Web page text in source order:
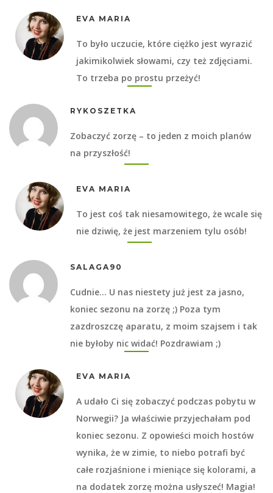
EVA MARIA
To było uczucie, które ciężko jest wyrazić
jakimikolwiek słowami, czy też zdjęciami.
To trzeba po prostu przeżyć!
RYKOSZETKA
Zobaczyć zorzę – to jeden z moich planów
na przyszłość!
EVA MARIA
To jest coś tak niesamowitego, że wcale się
nie dziwię, że jest marzeniem tylu osób!
SALAGA90
Cudnie… U nas niestety już jest za jasno,
koniec sezonu na zorzę ;) Poza tym
zazdroszczę aparatu, z moim szajsem i tak
nie byłoby nic widać! Pozdrawiam ;)
EVA MARIA
A udało Ci się zobaczyć podczas pobytu w
Norwegii? Ja właściwie przyjechałam pod
koniec sezonu. Z opowieści moich hostów
wynika, że w zimie, to niebo potrafi być
całe rozjaśnione i mieniące się kolorami, a
na dodatek zorzę można usłyszeć! Magia!